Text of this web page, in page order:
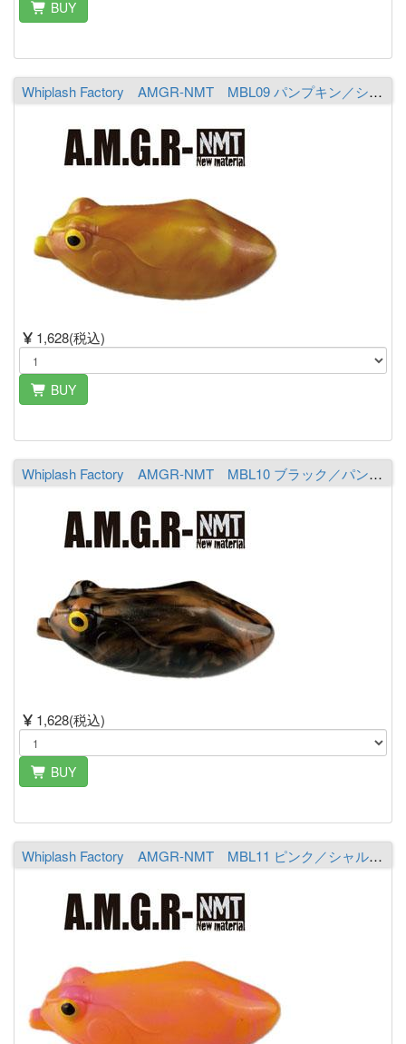
BUY
Whiplash Factory AMGR-NMT MBL09 パンプキン／シャルトリューズ
1,628(税込)
BUY
Whiplash Factory AMGR-NMT MBL10 ブラック／パンプキン
1,628(税込)
BUY
Whiplash Factory AMGR-NMT MBL11 ピンク／シャルトリューズ